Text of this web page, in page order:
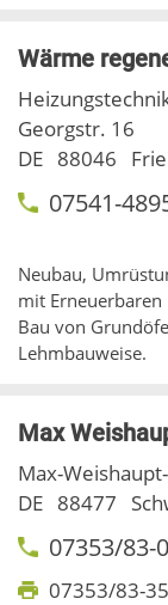
Wärme
Georgstr. 16
DE 88046
07541-
Neubau,
mit Erneuerbaren
Bau von
Lehmbauweise.
Max
Max-
DE 88477
07353/83-0
07353/83-